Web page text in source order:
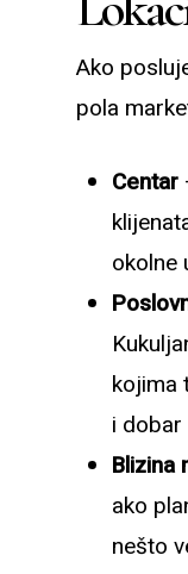
Ako
pola
Centar
okolne
kojima
i
Blizina
ako
nešto